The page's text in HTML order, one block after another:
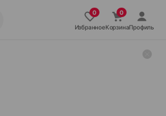
ИзбранноеКорзинаПрофиль